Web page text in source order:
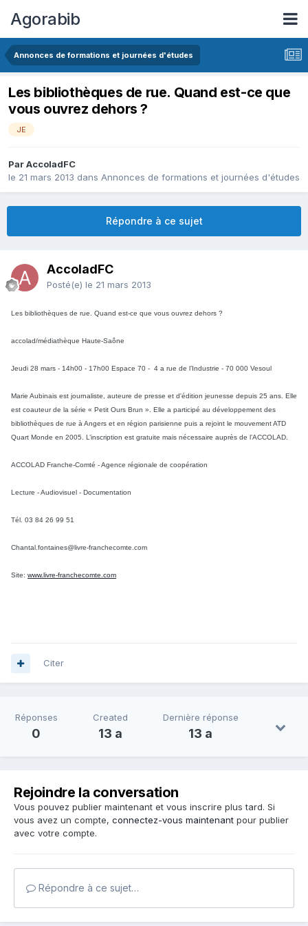
Agorabib
Annonces de formations et journées d'études
Les bibliothèques de rue. Quand est-ce que
vous ouvrez dehors ?
JE
Par AccoladFC
le 21 mars 2013 dans Annonces de formations et journées d'études
Répondre à ce sujet
AccoladFC
Posté(e) le 21 mars 2013
Les bibliothèques de rue. Quand est-ce que vous ouvrez dehors ?
accolad/médiathèque Haute-Saône
Jeudi 28 mars - 14h00 - 17h00 Espace 70 - 4 a rue de l’Industrie - 70 000 Vesoul
Marie Aubinais est journaliste, auteure de presse et d'édition jeunesse depuis 25 ans. Elle
est coauteur de la série « Petit Ours Brun ». Elle a participé au développement des
bibliothèques de rue à Angers et en région parisienne puis a rejoint le mouvement ATD
Quart Monde en 2005. L’inscription est gratuite mais nécessaire auprès de l’ACCOLAD.
ACCOLAD Franche-Comté -Agence régionale de coopération
Lecture - Audiovisuel - Documentation
Tél. 03 84 26 99 51
Chantal.fontaines@livre-franchecomte.com
Site: www.livre-franchecomte.com
Citer
Réponses
0
Created
13 a
Dernière réponse
13 a
Rejoindre la conversation
Vous pouvez publier maintenant et vous inscrire plus tard. Si
vous avez un compte, connectez-vous maintenant pour publier
avec votre compte.
Répondre à ce sujet…